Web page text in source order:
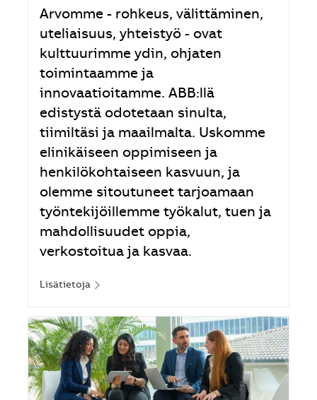
Arvomme - rohkeus, välittäminen,
uteliaisuus, yhteistyö - ovat
kulttuurimme ydin, ohjaten
toimintaamme ja
innovaatioitamme. ABB:llä
edistystä odotetaan sinulta,
tiimiltäsi ja maailmalta. Uskomme
elinikäiseen oppimiseen ja
henkilökohtaiseen kasvuun, ja
olemme sitoutuneet tarjoamaan
työntekijöillemme työkalut, tuen ja
mahdollisuudet oppia,
verkostoitua ja kasvaa.
Lisätietoja